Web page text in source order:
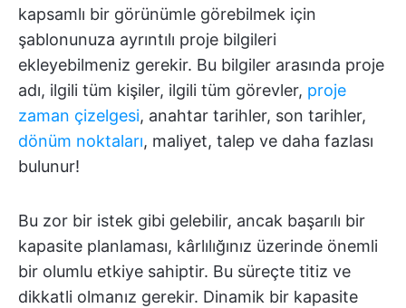
kapsamlı bir görünümle görebilmek için
şablonunuza ayrıntılı proje bilgileri
ekleyebilmeniz gerekir. Bu bilgiler arasında proje
adı, ilgili tüm kişiler, ilgili tüm görevler, proje
zaman çizelgesi, anahtar tarihler, son tarihler,
dönüm noktaları, maliyet, talep ve daha fazlası
bulunur!
Bu zor bir istek gibi gelebilir, ancak başarılı bir
kapasite planlaması, kârlılığınız üzerinde önemli
bir olumlu etkiye sahiptir. Bu süreçte titiz ve
dikkatli olmanız gerekir. Dinamik bir kapasite